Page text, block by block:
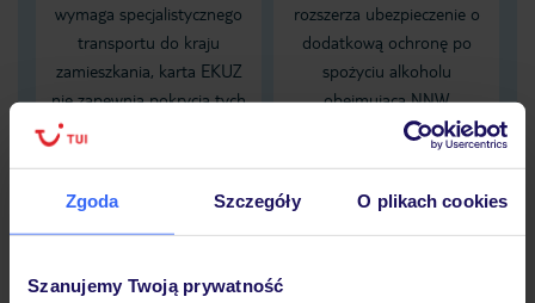
Zgoda Szczegóły O plikach cookies
Szanujemy Twoją prywatność
wymaga specjalistycznego
transportu do kraju
zamieszkania, karta EKUZ
nie zapewnia pokrycia tych
rozszerza ubezpieczenie o
dodatkową ochronę po
spożyciu alkoholu
obejmującą NNW
zaistniałych pod wpływem
Dane Mondial Assistance
Sprawdź szczegóły